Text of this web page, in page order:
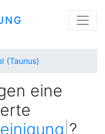
(Taunus)
eine
?